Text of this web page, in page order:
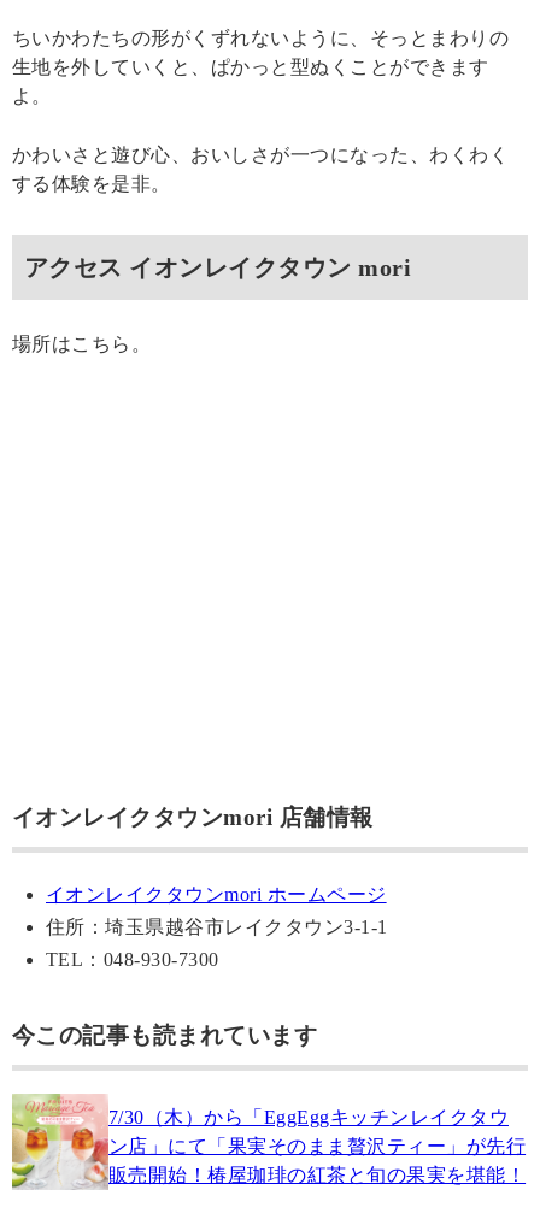
ちいかわたちの形がくずれないように、そっとまわりの
生地を外していくと、ぱかっと型ぬくことができます
よ。
かわいさと遊び心、おいしさが一つになった、わくわく
する体験を是非。
アクセス イオンレイクタウン mori
場所はこちら。
イオンレイクタウンmori 店舗情報
イオンレイクタウンmori ホームページ
住所：埼玉県越谷市レイクタウン3-1-1
TEL：048-930-7300
今この記事も読まれています
7/30（木）から「EggEggキッチンレイクタウ
ン店」にて「果実そのまま贅沢ティー」が先行
販売開始！椿屋珈琲の紅茶と旬の果実を堪能！